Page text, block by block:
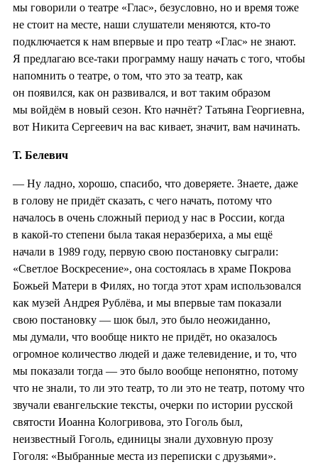
мы говорили о театре «Глас», безусловно, но и время тоже
не стоит на месте, наши слушатели меняются, кто-то
подключается к нам впервые и про театр «Глас» не знают.
Я предлагаю все-таки программу нашу начать с того, чтобы
напомнить о театре, о том, что это за театр, как
он появился, как он развивался, и вот таким образом
мы войдём в новый сезон. Кто начнёт? Татьяна Георгиевна,
вот Никита Сергеевич на вас кивает, значит, вам начинать.
Т. Белевич
— Ну ладно, хорошо, спасибо, что доверяете. Знаете, даже
в голову не придёт сказать, с чего начать, потому что
началось в очень сложный период у нас в России, когда
в какой-то степени была такая неразбериха, а мы ещё
начали в 1989 году, первую свою постановку сыграли:
«Светлое Воскресение», она состоялась в храме Покрова
Божьей Матери в Филях, но тогда этот храм использовался
как музей Андрея Рублёва, и мы впервые там показали
свою постановку — шок был, это было неожиданно,
мы думали, что вообще никто не придёт, но оказалось
огромное количество людей и даже телевидение, и то, что
мы показали тогда — это было вообще непонятно, потому
что не знали, то ли это театр, то ли это не театр, потому что
звучали евангельские тексты, очерки по истории русской
святости Иоанна Кологривова, это Гоголь был,
неизвестный Гоголь, единицы знали духовную прозу
Гоголя: «Выбранные места из переписки с друзьями».